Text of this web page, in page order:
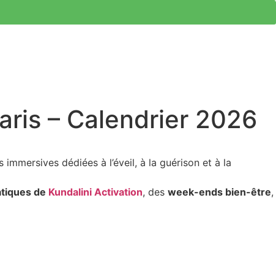
– Calendrier 2026
immersives dédiées à l’éveil, à la guérison et à la
de Kundalini Activation, des week-ends bien-être,